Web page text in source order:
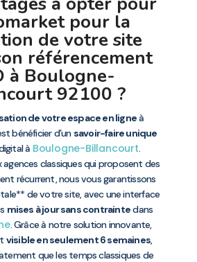
pour la
de votre site
référencement
à Boulogne-
92100 ?
de votre espace en ligneà
bénéficier d’un savoir-faire unique
à Boulogne-Billancourt.
classiques qui proposent des
récurrent, nous vous garantissons
de votre site, avec une interface
mises à jour sans contraintedans
. Grâce à notre solution innovante,
visible en seulement 6 semaines,
que les temps classiques de